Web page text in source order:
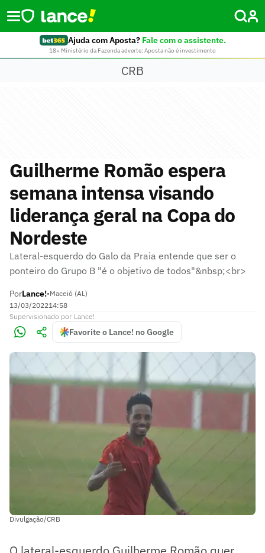
Ajuda com Aposta? Fale com o assistente.
18+ Ministério da Fazenda adverte: Aposta não é investimento
CRB
Guilherme Romão espera
semana intensa visando
liderança geral na Copa do
Nordeste
Lateral-esquerdo do Galo da Praia entende que ser o
ponteiro do Grupo B "é o objetivo de todos"&nbsp;<br>
PorLance!•Maceió (AL)
13/03/202214:58
Supervisionado por Lance!
Favorite o Lance! no Google
Divulgação/CRB